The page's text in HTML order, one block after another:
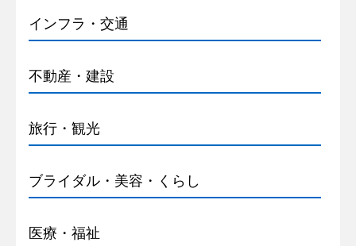
インフラ・交通
不動産・建設
旅行・観光
ブライダル・美容・くらし
医療・福祉